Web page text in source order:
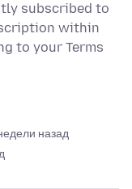
subscribed to
within
to your Terms
назад